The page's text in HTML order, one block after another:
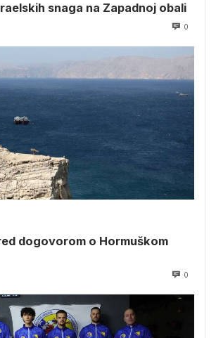
snaga na Zapadnoj obali
0
dogovorom o Hormuškom
0